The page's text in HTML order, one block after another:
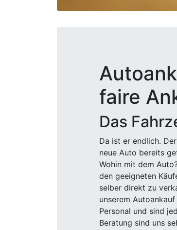
faire
Das
Da ist er endlich.
neue Auto bereits
Wohin mit dem
den geeigneten
selber direkt zu
unserem
Personal und sind
Beratung sind uns